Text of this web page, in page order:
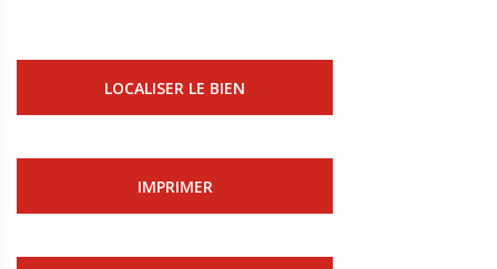
LOCALISER LE BIEN
IMPRIMER